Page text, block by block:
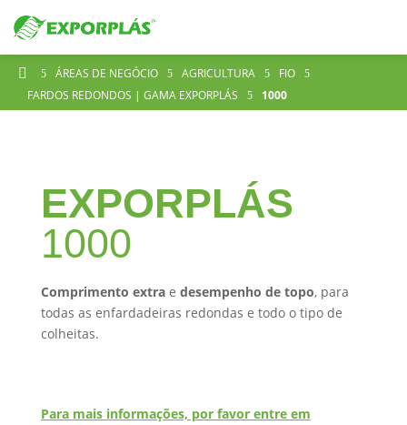
 5 ÁREAS DE NEGÓCIO 5 AGRICULTURA 5 FIO 5
FARDOS REDONDOS | GAMA EXPORPLÁS 5 1000
EXPORPLÁS
1000
Comprimento extrae desempenho de topo, para
todas as enfardadeiras redondas e todo o tipo de
colheitas.
Para mais informações, por favor entre em